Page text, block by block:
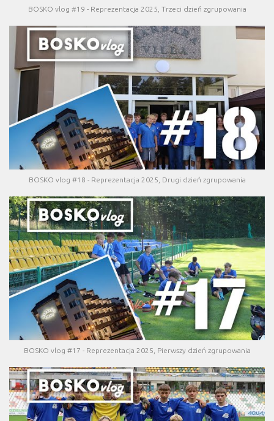
BOSKO vlog #19 - Reprezentacja 2025, Trzeci dzień zgrupowania
BOSKO vlog #18 - Reprezentacja 2025, Drugi dzień zgrupowania
BOSKO vlog #17 - Reprezentacja 2025, Pierwszy dzień zgrupowania